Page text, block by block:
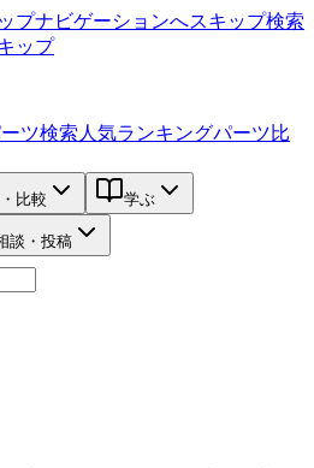
プナビゲーションへスキップ検索
ップ
ツ検索 人気ランキングパーツ比
比較 学ぶ
談・投稿